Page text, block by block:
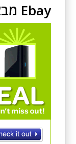
Ebay מבצעים מטורפים